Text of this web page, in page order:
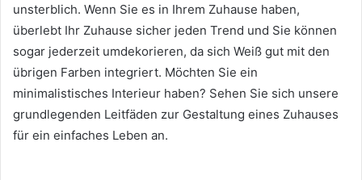
unsterblich. Wenn Sie es in Ihrem Zuhause haben,
überlebt Ihr Zuhause sicher jeden Trend und Sie können
sogar jederzeit umdekorieren, da sich Weiß gut mit den
übrigen Farben integriert. Möchten Sie ein
minimalistisches Interieur haben? Sehen Sie sich unsere
grundlegenden Leitfäden zur Gestaltung eines Zuhauses
für ein einfaches Leben an.